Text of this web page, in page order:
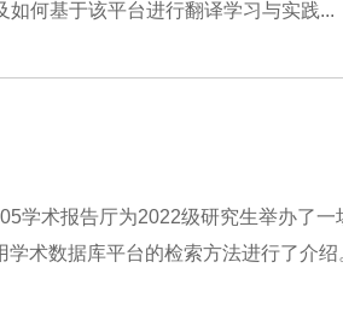
何基于该平台进行翻译学习与实践...
学术报告厅为2022级研究生举办了一
术数据库平台的检索方法进行了介绍